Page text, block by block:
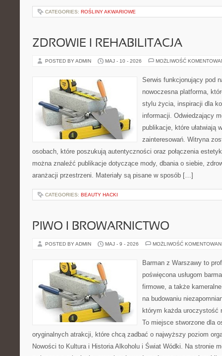
CATEGORIES: ROŚLINY AKWARIOWE
ZDROWIE I REHABILITACJA
POSTED BY ADMIN MAJ - 10 - 2026 MOŻLIWOŚĆ
Serwis funkcjonujący pod
nowoczesna platforma,
stylu życia, inspiracji dla
informacji. Odwiedzający
publikacje, które ułatwiają
zainteresowań. Witryna
osobach, które poszukują autentyczności oraz połączenia
można znaleźć publikacje dotyczące mody, dbania o siebie,
aranżacji przestrzeni. Materiały są pisane w sposób […]
CATEGORIES: BEAUTY HACKI
PIWO I BROWARNICTWO
POSTED BY ADMIN MAJ - 9 - 2026 MOŻLIWOŚĆ
Barman z Warszawy to
poświęcona usługom
firmowe, a także
na budowaniu
którym każda uroczystość
To miejsce stworzone dla
oryginalnych atrakcji, które chcą zadbać o najwyższy poziom
Nowości to Kultura i Historia Alkoholu i Świat Wódki. Na stronie